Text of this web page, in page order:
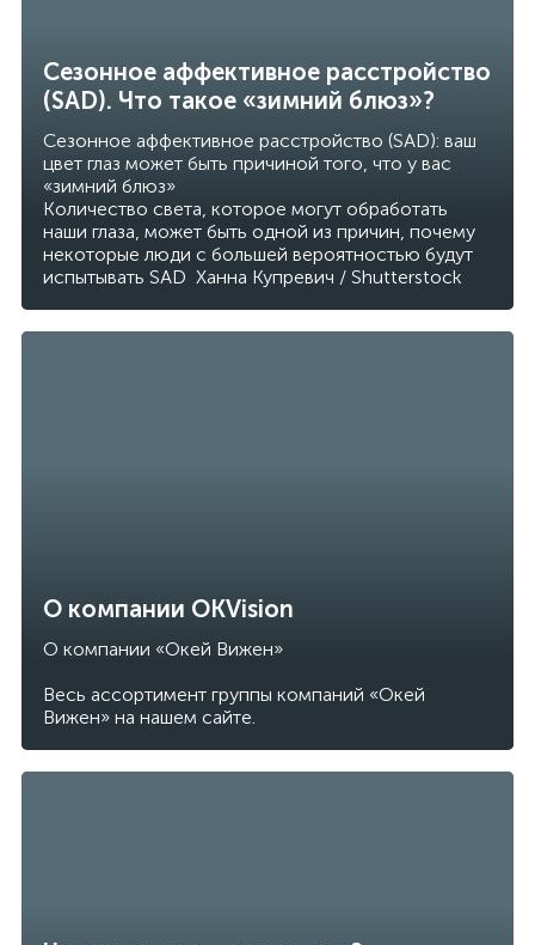
Сезонное аффективное расстройство
(SAD). Что такое «зимний блюз»?
Сезонное аффективное расстройство (SAD): ваш
цвет глаз может быть причиной того, что у вас
«зимний блюз»
Количество света, которое могут обработать
наши глаза, может быть одной из причин, почему
некоторые люди с большей вероятностью будут
испытывать SAD Ханна Купревич / Shutterstock
О компании OKVision
О компании «Окей Вижен»
Весь ассортимент группы компаний «Окей
Вижен» на нашем сайте.